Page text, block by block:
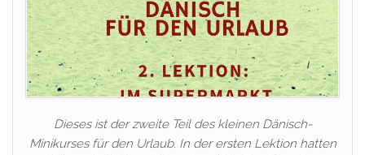
Dieses ist der zweite Teil des kleinen Dänisch-
Minikurses für den Urlaub. In der ersten Lektion hatten